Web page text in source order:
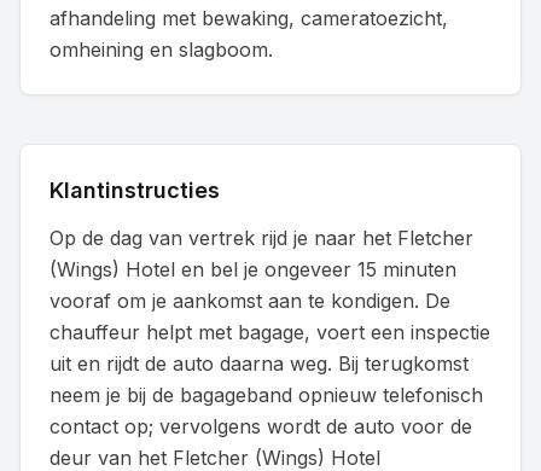
afhandeling met bewaking, cameratoezicht,
omheining en slagboom.
Klantinstructies
Op de dag van vertrek rijd je naar het Fletcher
(Wings) Hotel en bel je ongeveer 15 minuten
vooraf om je aankomst aan te kondigen. De
chauffeur helpt met bagage, voert een inspectie
uit en rijdt de auto daarna weg. Bij terugkomst
neem je bij de bagageband opnieuw telefonisch
contact op; vervolgens wordt de auto voor de
deur van het Fletcher (Wings) Hotel